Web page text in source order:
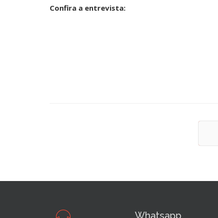
Confira a entrevista:
Whatsapp